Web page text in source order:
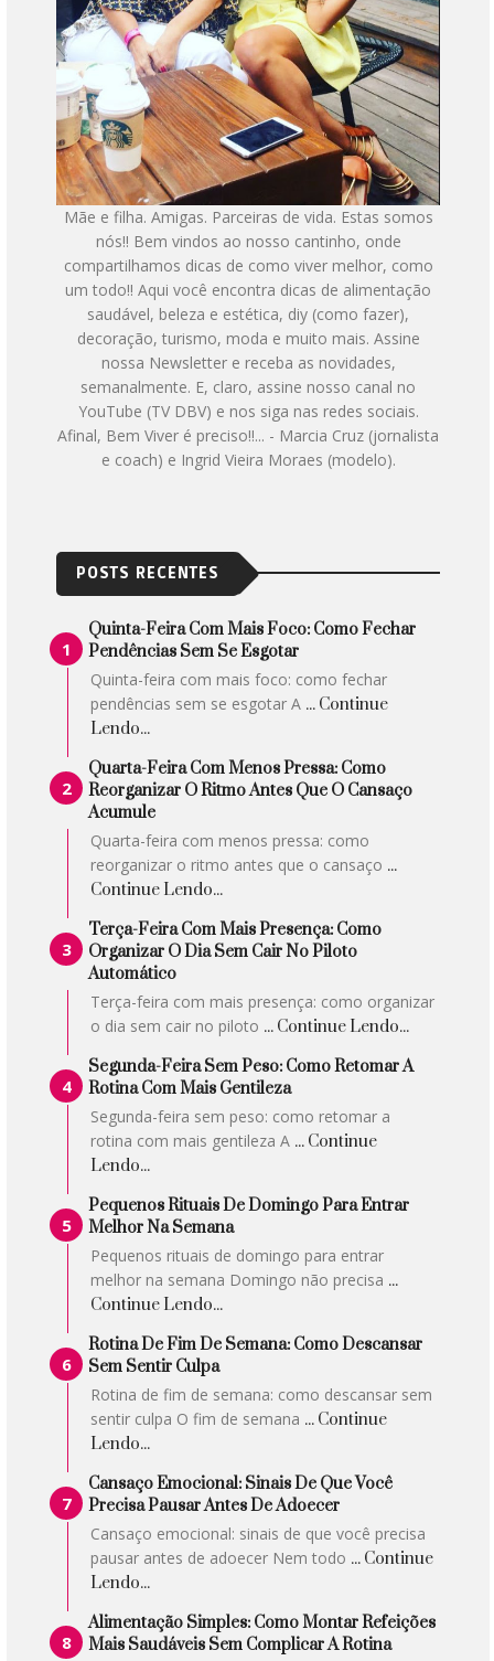
Mãe e filha. Amigas. Parceiras de vida. Estas somos
nós!! Bem vindos ao nosso cantinho, onde
compartilhamos dicas de como viver melhor, como
um todo!! Aqui você encontra dicas de alimentação
saudável, beleza e estética, diy (como fazer),
decoração, turismo, moda e muito mais. Assine
nossa Newsletter e receba as novidades,
semanalmente. E, claro, assine nosso canal no
YouTube (TV DBV) e nos siga nas redes sociais.
Afinal, Bem Viver é preciso!!... - Marcia Cruz (jornalista
e coach) e Ingrid Vieira Moraes (modelo).
POSTS RECENTES
Quinta-Feira Com Mais Foco: Como Fechar
Pendências Sem Se Esgotar
Quinta-feira com mais foco: como fechar
pendências sem se esgotar A ... Continue
Lendo...
Quarta-Feira Com Menos Pressa: Como
Reorganizar O Ritmo Antes Que O Cansaço
Acumule
Quarta-feira com menos pressa: como
reorganizar o ritmo antes que o cansaço ...
Continue Lendo...
Terça-Feira Com Mais Presença: Como
Organizar O Dia Sem Cair No Piloto
Automático
Terça-feira com mais presença: como organizar
o dia sem cair no piloto ... Continue Lendo...
Segunda-Feira Sem Peso: Como Retomar A
Rotina Com Mais Gentileza
Segunda-feira sem peso: como retomar a
rotina com mais gentileza A ... Continue
Lendo...
Pequenos Rituais De Domingo Para Entrar
Melhor Na Semana
Pequenos rituais de domingo para entrar
melhor na semana Domingo não precisa ...
Continue Lendo...
Rotina De Fim De Semana: Como Descansar
Sem Sentir Culpa
Rotina de fim de semana: como descansar sem
sentir culpa O fim de semana ... Continue
Lendo...
Cansaço Emocional: Sinais De Que Você
Precisa Pausar Antes De Adoecer
Cansaço emocional: sinais de que você precisa
pausar antes de adoecer Nem todo ... Continue
Lendo...
Alimentação Simples: Como Montar Refeições
Mais Saudáveis Sem Complicar A Rotina